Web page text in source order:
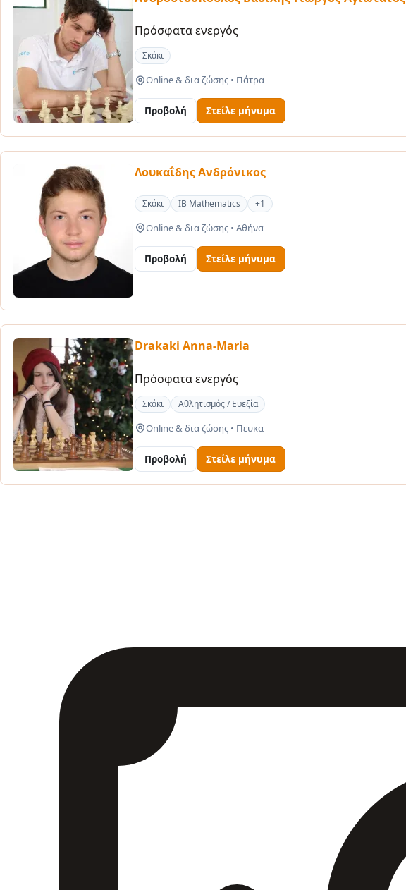
Πρόσφατα ενεργός
Σκάκι
Online & δια ζώσης • Πάτρα
Προβολή Στείλε μήνυμα
Λουκαΐδης Ανδρόνικος
Σκάκι
IB Mathematics +1
Online & δια ζώσης • Αθήνα
Προβολή Στείλε μήνυμα
Drakaki Anna-Maria
Πρόσφατα ενεργός
Σκάκι Αθλητισμός / Ευεξία
Online & δια ζώσης • Πευκα
Προβολή Στείλε μήνυμα